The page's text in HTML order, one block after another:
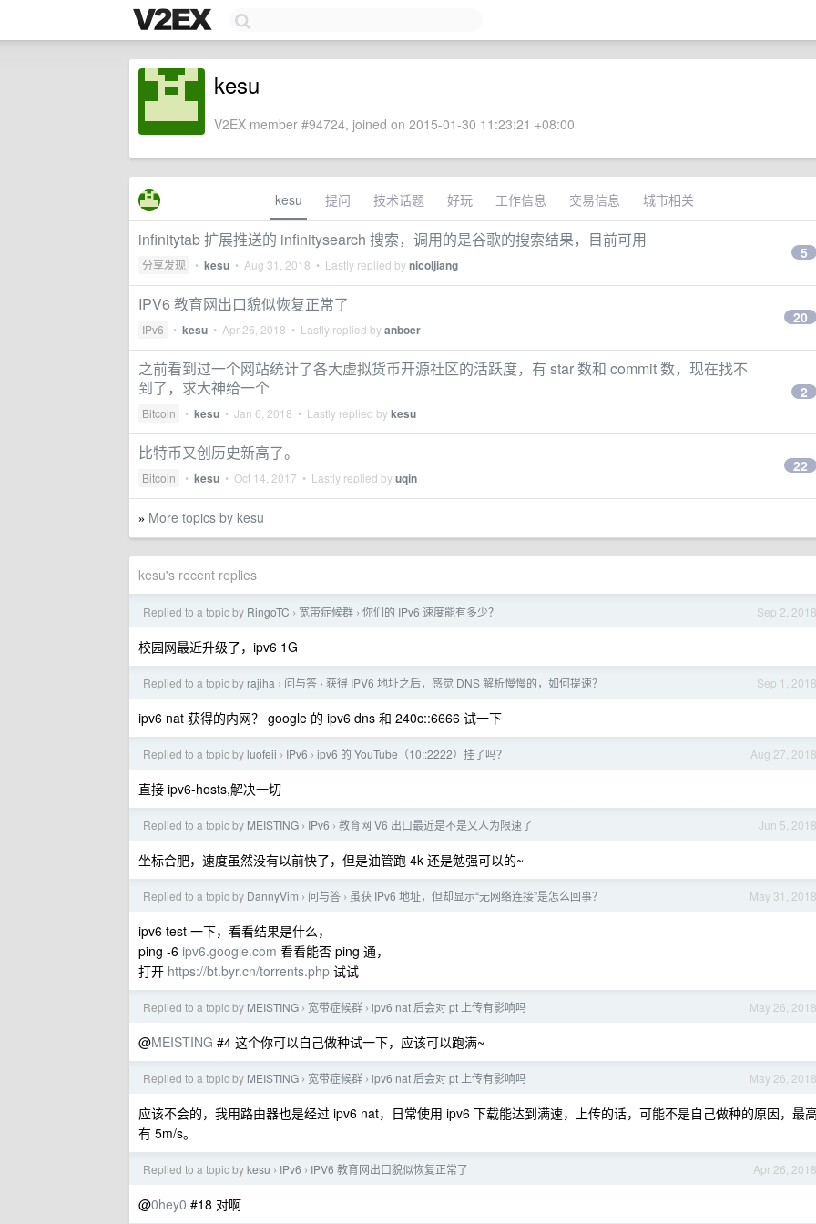
kesu
V2EX member #94724, joined on 2015-01-30 11:23:21 +08:00
kesu 提问 技术话题 好玩 工作信息 交易信息 城市相关
infinitytab 扩展推送的 infinitysearch 搜索，调用的是谷歌的搜索结果，目前可用
分享发现 • kesu • Aug 31, 2018 • Lastly replied bynicoljiang
5
IPV6 教育网出口貌似恢复正常了
IPv6 • kesu • Apr 26, 2018 • Lastly replied byanboer
20
之前看到过一个网站统计了各大虚拟货币开源社区的活跃度，有 star 数和 commit 数，现在找不
到了，求大神给一个
Bitcoin • kesu • Jan 6, 2018 • Lastly replied bykesu
2
比特币又创历史新高了。
Bitcoin • kesu • Oct 14, 2017 • Lastly replied byuqin
22
» More topics by kesu
kesu's recent replies
Sep 2, 2018
Replied to a topic by RingoTC › 宽带症候群 › 你们的 IPv6 速度能有多少？
校园网最近升级了，ipv6 1G
Sep 1, 2018
Replied to a topic by rajiha › 问与答 › 获得 IPV6 地址之后，感觉 DNS 解析慢慢的，如何提速？
ipv6 nat 获得的内网？ google 的 ipv6 dns 和 240c::6666 试一下
Aug 27, 2018
Replied to a topic by luofeii › IPv6 › ipv6 的 YouTube（10::2222）挂了吗？
直接 ipv6-hosts,解决一切
Jun 5, 2018
Replied to a topic by MEISTING › IPv6 › 教育网 V6 出口最近是不是又人为限速了
坐标合肥，速度虽然没有以前快了，但是油管跑 4k 还是勉强可以的~
May 31, 2018
Replied to a topic by DannyVim › 问与答 › 虽获 IPv6 地址，但却显示“无网络连接”是怎么回事？
ipv6 test 一下，看看结果是什么，
ping -6 ipv6.google.com 看看能否 ping 通，
打开 https://bt.byr.cn/torrents.php 试试
May 26, 2018
Replied to a topic by MEISTING › 宽带症候群 › ipv6 nat 后会对 pt 上传有影响吗
@MEISTING #4 这个你可以自己做种试一下，应该可以跑满~
May 26, 2018
Replied to a topic by MEISTING › 宽带症候群 › ipv6 nat 后会对 pt 上传有影响吗
应该不会的，我用路由器也是经过 ipv6 nat，日常使用 ipv6 下载能达到满速，上传的话，可能不是自己做种的原因，最
有 5m/s。
Apr 26, 2018
Replied to a topic bykesu › IPv6 › IPV6 教育网出口貌似恢复正常了
@0hey0 #18 对啊